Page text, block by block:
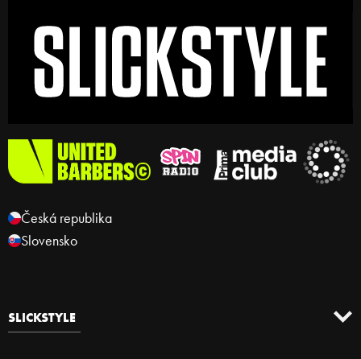
Česká republika
Slovensko
SLICKSTYLE